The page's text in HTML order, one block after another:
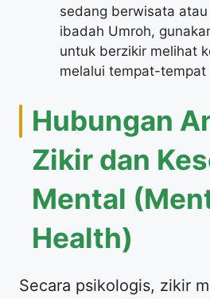
sedang berwisata
ibadah Umroh,
untuk berzikir melihat
melalui tempat-tempat
Hubungan
Zikir dan
Mental
Health)
Secara psikologis, zikir